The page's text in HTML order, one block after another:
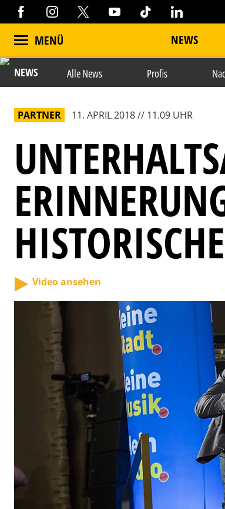
MENÜ NEWS
NEWS Alle News Profis
PARTNER 11. APRIL 2018 // 11.09 UHR
Video ansehen